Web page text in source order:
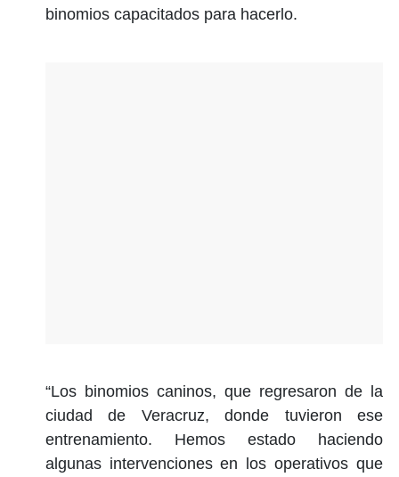
binomios capacitados para hacerlo.
“Los binomios caninos, que regresaron de la
ciudad de Veracruz, donde tuvieron ese
entrenamiento. Hemos estado haciendo
algunas intervenciones en los operativos que